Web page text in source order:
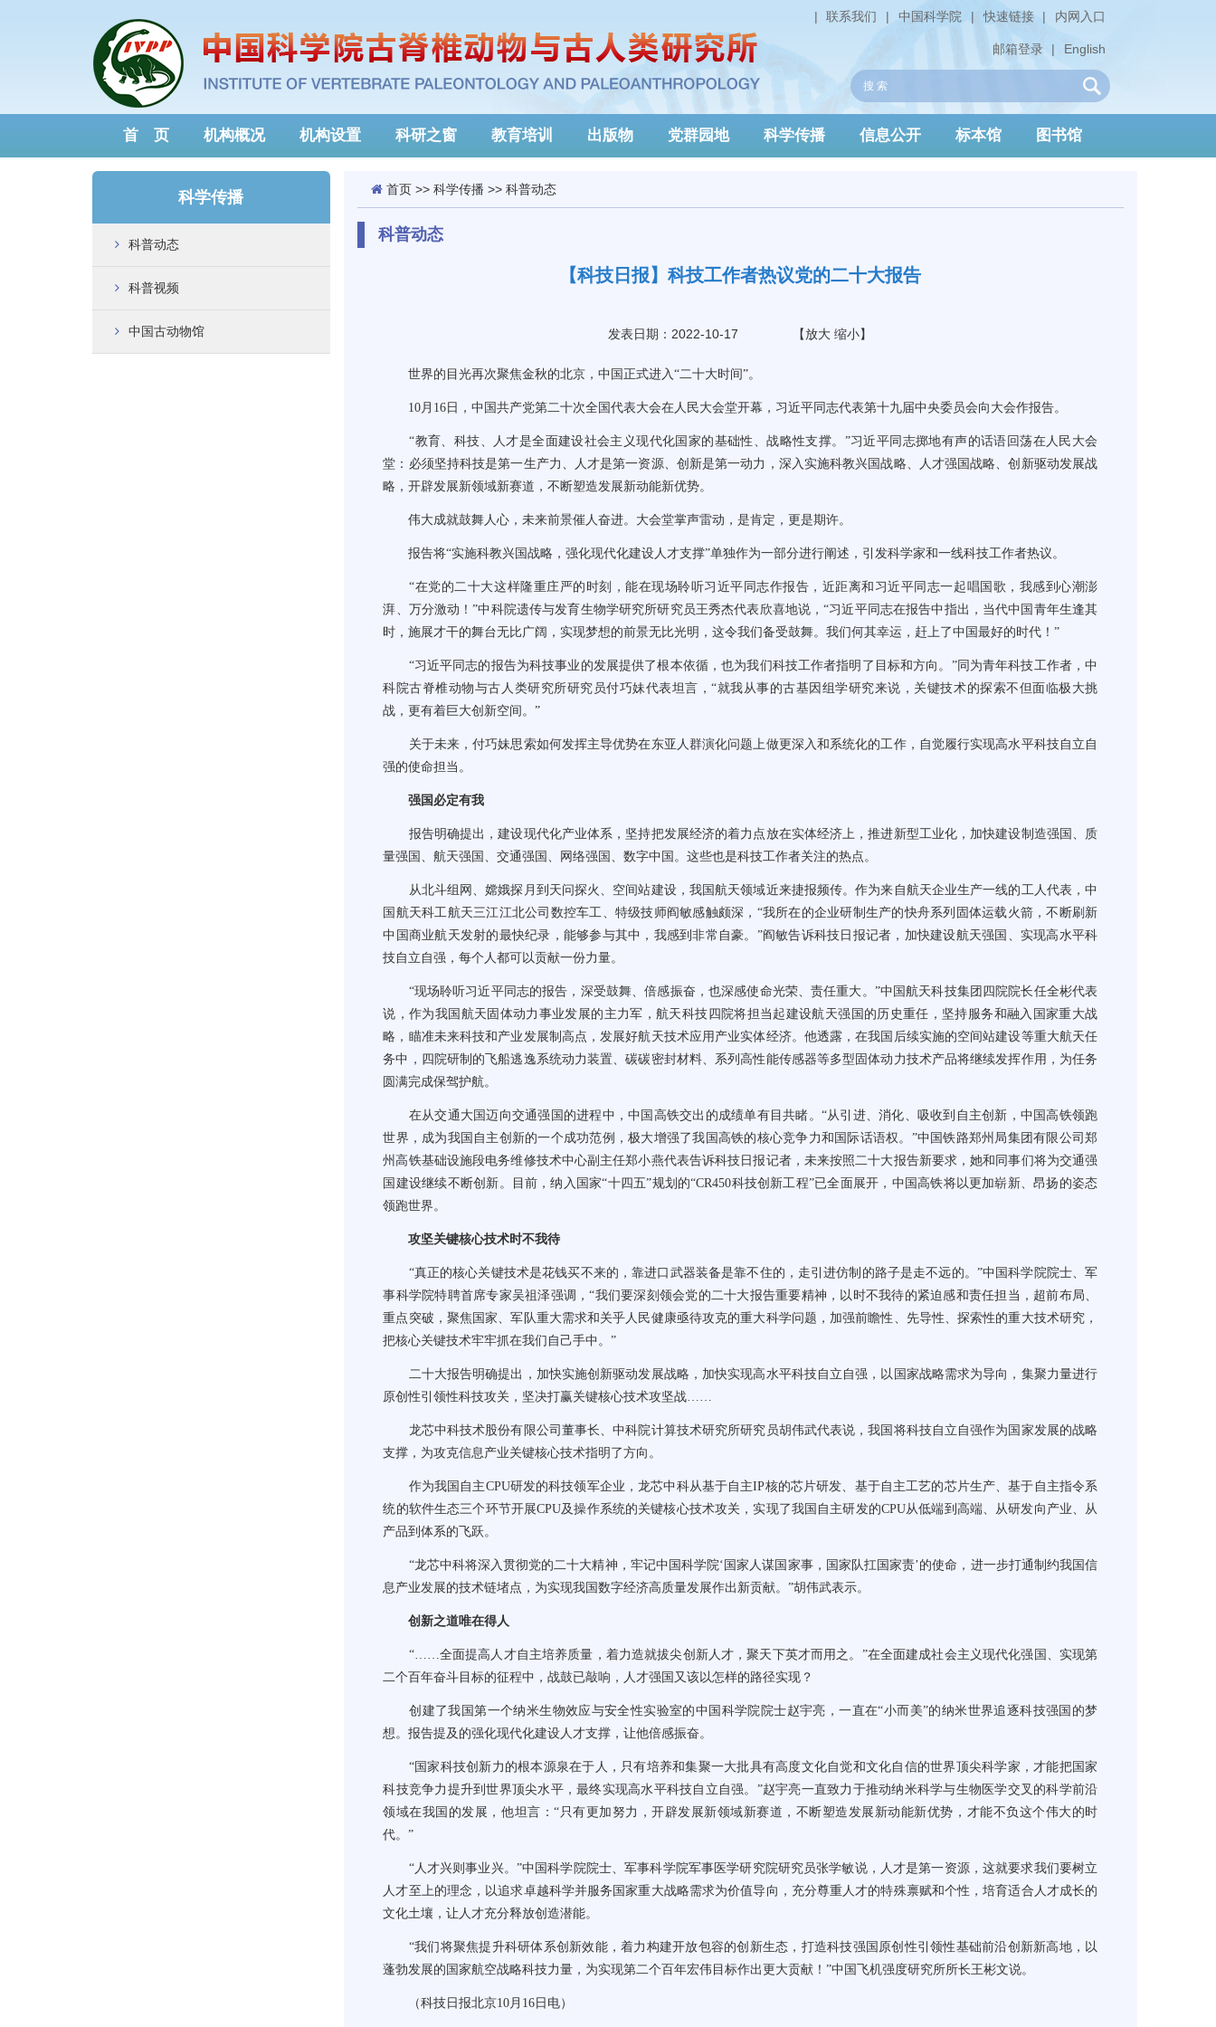
内网入口
|
快速链接
|
中国科学院
|
联系我们
|
English
|
邮箱登录
首 页 机构概况 机构设置 科研之窗 教育培训 出版物 党群园地 科学传播 信息公开 标本馆 图书馆
科学传播
科普动态
科普视频
中国古动物馆
首页>> 科学传播 >> 科普动态
科普动态
【科技日报】科技工作者热议党的二十大报告
发表日期：2022-10-17 【放大 缩小】
世界的目光再次聚焦金秋的北京，中国正式进入“二十大时间”。
10月16日，中国共产党第二十次全国代表大会在人民大会堂开幕，习近平同志代表第十九届中央委员会向大会作报告。
“教育、科技、人才是全面建设社会主义现代化国家的基础性、战略性支撑。”习近平同志掷地有声的话语回荡在人民大会
堂：必须坚持科技是第一生产力、人才是第一资源、创新是第一动力，深入实施科教兴国战略、人才强国战略、创新驱动发展战
略，开辟发展新领域新赛道，不断塑造发展新动能新优势。
伟大成就鼓舞人心，未来前景催人奋进。大会堂掌声雷动，是肯定，更是期许。
报告将“实施科教兴国战略，强化现代化建设人才支撑”单独作为一部分进行阐述，引发科学家和一线科技工作者热议。
“在党的二十大这样隆重庄严的时刻，能在现场聆听习近平同志作报告，近距离和习近平同志一起唱国歌，我感到心潮澎
湃、万分激动！”中科院遗传与发育生物学研究所研究员王秀杰代表欣喜地说，“习近平同志在报告中指出，当代中国青年生逢其
时，施展才干的舞台无比广阔，实现梦想的前景无比光明，这令我们备受鼓舞。我们何其幸运，赶上了中国最好的时代！”
“习近平同志的报告为科技事业的发展提供了根本依循，也为我们科技工作者指明了目标和方向。”同为青年科技工作者，中
科院古脊椎动物与古人类研究所研究员付巧妹代表坦言，“就我从事的古基因组学研究来说，关键技术的探索不但面临极大挑
战，更有着巨大创新空间。”
关于未来，付巧妹思索如何发挥主导优势在东亚人群演化问题上做更深入和系统化的工作，自觉履行实现高水平科技自立自
强的使命担当。
强国必定有我
报告明确提出，建设现代化产业体系，坚持把发展经济的着力点放在实体经济上，推进新型工业化，加快建设制造强国、质
量强国、航天强国、交通强国、网络强国、数字中国。这些也是科技工作者关注的热点。
从北斗组网、嫦娥探月到天问探火、空间站建设，我国航天领域近来捷报频传。作为来自航天企业生产一线的工人代表，中
国航天科工航天三江江北公司数控车工、特级技师阎敏感触颇深，“我所在的企业研制生产的快舟系列固体运载火箭，不断刷新
中国商业航天发射的最快纪录，能够参与其中，我感到非常自豪。”阎敏告诉科技日报记者，加快建设航天强国、实现高水平科
技自立自强，每个人都可以贡献一份力量。
“现场聆听习近平同志的报告，深受鼓舞、倍感振奋，也深感使命光荣、责任重大。”中国航天科技集团四院院长任全彬代表
说，作为我国航天固体动力事业发展的主力军，航天科技四院将担当起建设航天强国的历史重任，坚持服务和融入国家重大战
略，瞄准未来科技和产业发展制高点，发展好航天技术应用产业实体经济。他透露，在我国后续实施的空间站建设等重大航天任
务中，四院研制的飞船逃逸系统动力装置、碳碳密封材料、系列高性能传感器等多型固体动力技术产品将继续发挥作用，为任务
圆满完成保驾护航。
在从交通大国迈向交通强国的进程中，中国高铁交出的成绩单有目共睹。“从引进、消化、吸收到自主创新，中国高铁领跑
世界，成为我国自主创新的一个成功范例，极大增强了我国高铁的核心竞争力和国际话语权。”中国铁路郑州局集团有限公司郑
州高铁基础设施段电务维修技术中心副主任郑小燕代表告诉科技日报记者，未来按照二十大报告新要求，她和同事们将为交通强
国建设继续不断创新。目前，纳入国家“十四五”规划的“CR450科技创新工程”已全面展开，中国高铁将以更加崭新、昂扬的姿态
领跑世界。
攻坚关键核心技术时不我待
“真正的核心关键技术是花钱买不来的，靠进口武器装备是靠不住的，走引进仿制的路子是走不远的。”中国科学院院士、军
事科学院特聘首席专家吴祖泽强调，“我们要深刻领会党的二十大报告重要精神，以时不我待的紧迫感和责任担当，超前布局、
重点突破，聚焦国家、军队重大需求和关乎人民健康亟待攻克的重大科学问题，加强前瞻性、先导性、探索性的重大技术研究，
把核心关键技术牢牢抓在我们自己手中。”
二十大报告明确提出，加快实施创新驱动发展战略，加快实现高水平科技自立自强，以国家战略需求为导向，集聚力量进行
原创性引领性科技攻关，坚决打赢关键核心技术攻坚战……
龙芯中科技术股份有限公司董事长、中科院计算技术研究所研究员胡伟武代表说，我国将科技自立自强作为国家发展的战略
支撑，为攻克信息产业关键核心技术指明了方向。
作为我国自主CPU研发的科技领军企业，龙芯中科从基于自主IP核的芯片研发、基于自主工艺的芯片生产、基于自主指令系
统的软件生态三个环节开展CPU及操作系统的关键核心技术攻关，实现了我国自主研发的CPU从低端到高端、从研发向产业、从
产品到体系的飞跃。
“龙芯中科将深入贯彻党的二十大精神，牢记中国科学院‘国家人谋国家事，国家队扛国家责’的使命，进一步打通制约我国信
息产业发展的技术链堵点，为实现我国数字经济高质量发展作出新贡献。”胡伟武表示。
创新之道唯在得人
“……全面提高人才自主培养质量，着力造就拔尖创新人才，聚天下英才而用之。”在全面建成社会主义现代化强国、实现第
二个百年奋斗目标的征程中，战鼓已敲响，人才强国又该以怎样的路径实现？
创建了我国第一个纳米生物效应与安全性实验室的中国科学院院士赵宇亮，一直在“小而美”的纳米世界追逐科技强国的梦
想。报告提及的强化现代化建设人才支撑，让他倍感振奋。
“国家科技创新力的根本源泉在于人，只有培养和集聚一大批具有高度文化自觉和文化自信的世界顶尖科学家，才能把国家
科技竞争力提升到世界顶尖水平，最终实现高水平科技自立自强。”赵宇亮一直致力于推动纳米科学与生物医学交叉的科学前沿
领域在我国的发展，他坦言：“只有更加努力，开辟发展新领域新赛道，不断塑造发展新动能新优势，才能不负这个伟大的时
代。”
“人才兴则事业兴。”中国科学院院士、军事科学院军事医学研究院研究员张学敏说，人才是第一资源，这就要求我们要树立
人才至上的理念，以追求卓越科学并服务国家重大战略需求为价值导向，充分尊重人才的特殊禀赋和个性，培育适合人才成长的
文化土壤，让人才充分释放创造潜能。
“我们将聚焦提升科研体系创新效能，着力构建开放包容的创新生态，打造科技强国原创性引领性基础前沿创新新高地，以
蓬勃发展的国家航空战略科技力量，为实现第二个百年宏伟目标作出更大贡献！”中国飞机强度研究所所长王彬文说。
（科技日报北京10月16日电）